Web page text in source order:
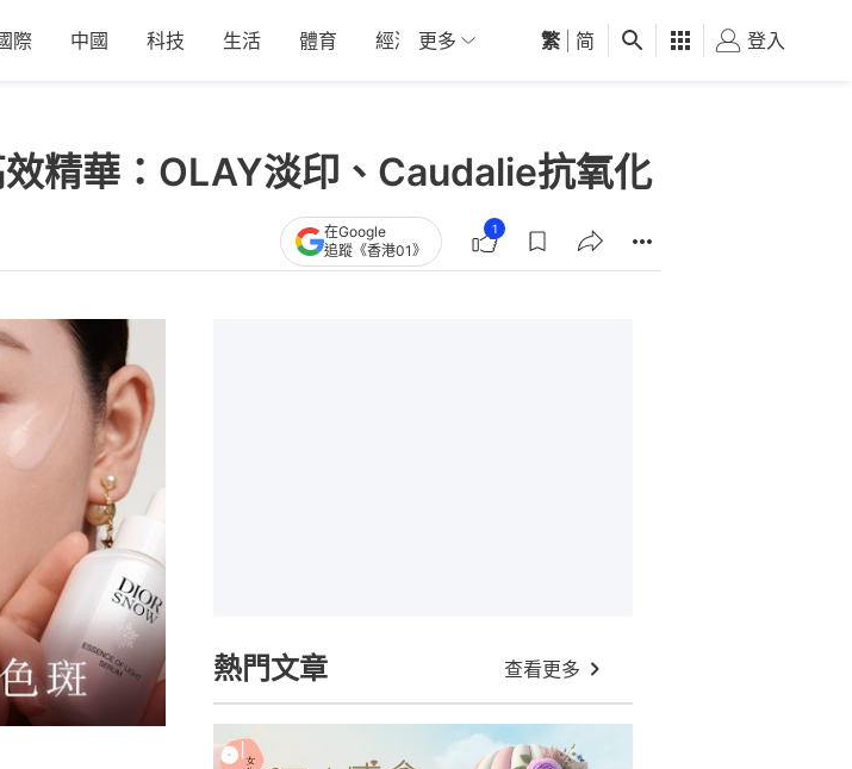
際 中國 科技 生活 體育 經濟 01深圳 觀點 健康 好食玩飛
更多 繁 简 登入
精華：OLAY淡印、Caudalie抗氧化
在Google
追蹤《香港01》
1
熱門文章 查看更多